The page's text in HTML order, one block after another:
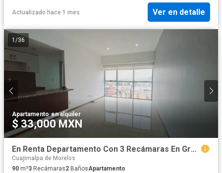
Actualizado hace 1 mes Ver en detalle
1 /36
Apartamento·en alquiler
$ 33,000 MXN
En Renta Departamento Con 3 Recámaras En Grand Tower Del Valle
Cuajimalpa de Morelos
90 m²3 Recámaras2 BañosApartamento